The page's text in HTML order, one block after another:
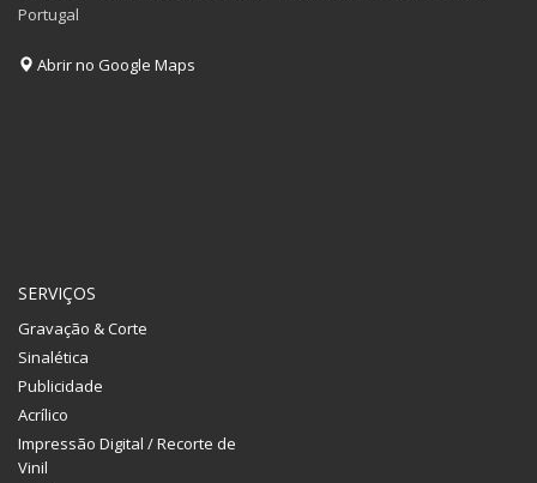
Portugal
Abrir no Google Maps
SERVIÇOS
Gravação & Corte
Sinalética
Publicidade
Acrílico
Impressão Digital / Recorte de
Vinil